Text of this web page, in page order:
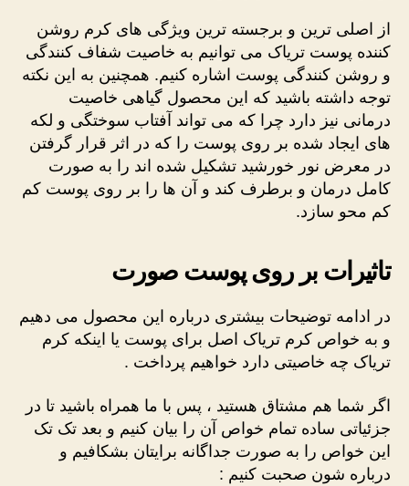
از اصلی ترین و برجسته ترین ویژگی های کرم روشن
کننده پوست تریاک می توانیم به خاصیت شفاف کنندگی
و روشن کنندگی پوست اشاره کنیم. همچنین به این نکته
توجه داشته باشید که این محصول گیاهی خاصیت
درمانی نیز دارد چرا که می تواند آفتاب سوختگی و لکه
های ایجاد شده بر روی پوست را که در اثر قرار گرفتن
در معرض نور خورشید تشکیل شده اند را به صورت
کامل درمان و برطرف کند و آن ها را بر روی پوست کم
کم محو سازد.
تاثیرات بر روی پوست صورت
در ادامه توضیحات بیشتری درباره این محصول می دهیم
و به خواص کرم تریاک اصل برای پوست یا اینکه کرم
تریاک چه خاصیتی دارد خواهیم پرداخت .
اگر شما هم مشتاق هستید ، پس با ما همراه باشید تا در
جزئیاتی ساده تمام خواص آن را بیان کنیم و بعد تک تک
این خواص را به صورت جداگانه برایتان بشکافیم و
درباره شون صحبت کنیم :